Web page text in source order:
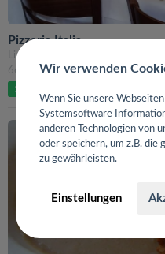
Pizzeria Italia
Liesbet-Dill-Straße 9
66125 Saarbrücken
100%
Wir verwenden
Wenn Sie unsere
Systemsoftware
anderen Technologien von
oder speichern, um z.B. die
zu gewährleisten.
Einstellungen